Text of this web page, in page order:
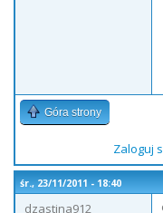
Góra strony
Zaloguj
śr., 23/11/2011 - 18:40
dzastina912